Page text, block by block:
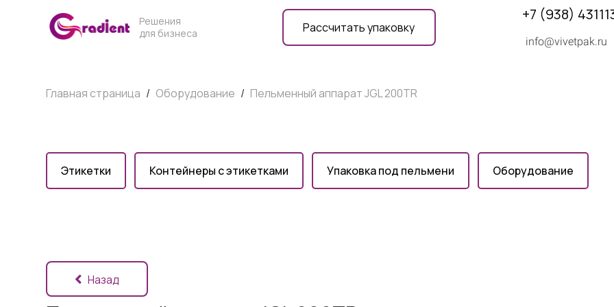
Решения
для бизнеса
+7 (938)
info@vivetpak.ru
Рассчитать упаковку
Главная страница / Оборудование / Пельменный аппарат JGL 200TR
Этикетки Контейнеры с этикетками Упаковка под пельмени Оборудование
Назад